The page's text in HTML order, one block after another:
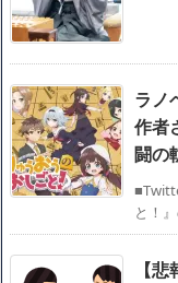
ラノ
作者
闘の
と！
【